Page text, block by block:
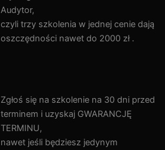
Audytor,
czyli trzy szkolenia w jednej cenie dają
oszczędności nawet do 2000 zł .
Zgłoś się na szkolenie na 30 dni przed
terminem i uzyskaj GWARANCJĘ
TERMINU,
nawet jeśli będziesz jedynym